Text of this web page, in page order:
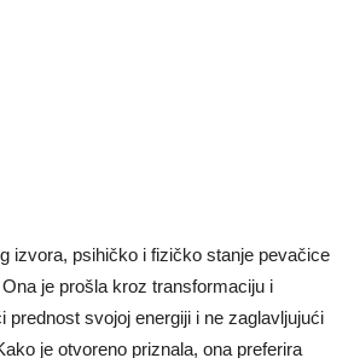
izvora, psihičko i fizičko stanje pevačice
je prošla kroz transformaciju i
prednost svojoj energiji i ne zaglavljujući
je otvoreno priznala, ona preferira